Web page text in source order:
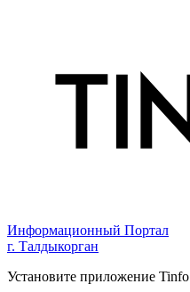
Информационный Портал
г. Талдыкорган
Установите приложение Tinfo